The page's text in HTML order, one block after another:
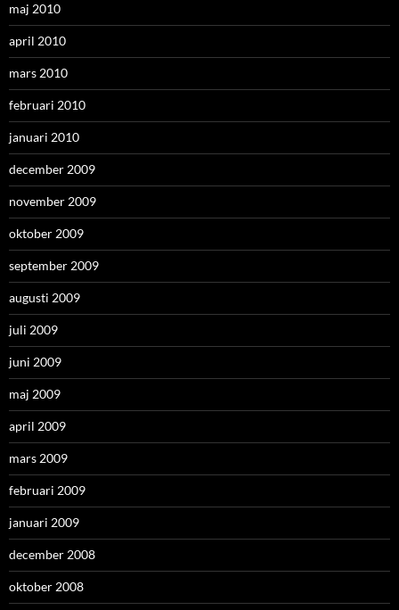
maj 2010
april 2010
mars 2010
februari 2010
januari 2010
december 2009
november 2009
oktober 2009
september 2009
augusti 2009
juli 2009
juni 2009
maj 2009
april 2009
mars 2009
februari 2009
januari 2009
december 2008
oktober 2008